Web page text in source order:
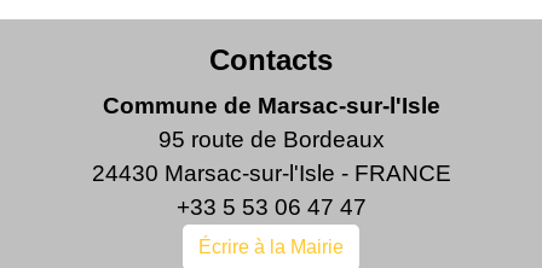
Contacts
Commune de Marsac-sur-l'Isle
95 route de Bordeaux
24430 Marsac-sur-l'Isle - FRANCE
+33 5 53 06 47 47
Écrire à la Mairie